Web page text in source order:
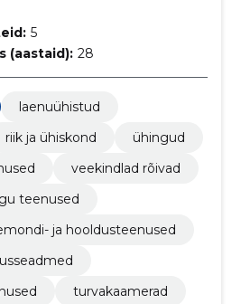
5
(aastaid): 28
laenuühistud
riik ja ühiskond
ühingud
veekindlad rõivad
teenused
ja hooldusteenused
turvakaamerad